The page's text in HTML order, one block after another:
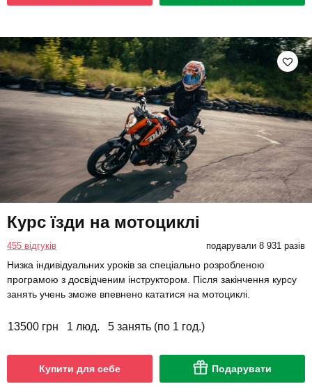
Курс їзди на мотоциклі
455 відгуків подарували 8 931 разів
Низка індивідуальних уроків за спеціально розробленою
програмою з досвідченим інструктором. Після закінчення курсу
занять учень зможе впевнено кататися на мотоциклі.
13500 грн 1 люд. 5 занять (по 1 год.)
Купити для себе Подарувати